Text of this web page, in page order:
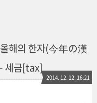
해의 한자(今年の漢
세금[tax]
2014. 12. 12. 16:21